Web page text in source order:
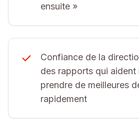
ensuite »
Confiance de la
des rapports qui aident
prendre de meilleures
rapidement